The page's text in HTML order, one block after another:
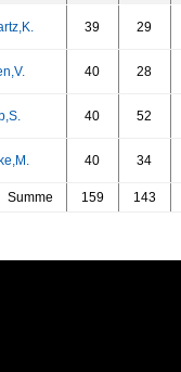
39 29
40 28
40 52
40 34
Summe 159 143